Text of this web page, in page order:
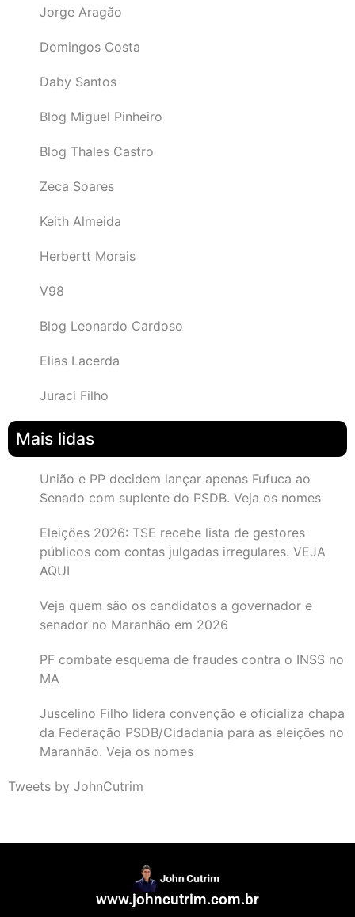
Jorge Aragão
Domingos Costa
Daby Santos
Blog Miguel Pinheiro
Blog Thales Castro
Zeca Soares
Keith Almeida
Herbertt Morais
V98
Blog Leonardo Cardoso
Elias Lacerda
Juraci Filho
Mais lidas
União e PP decidem lançar apenas Fufuca ao
Senado com suplente do PSDB. Veja os nomes
Eleições 2026: TSE recebe lista de gestores
públicos com contas julgadas irregulares. VEJA
AQUI
Veja quem são os candidatos a governador e
senador no Maranhão em 2026
PF combate esquema de fraudes contra o INSS no
MA
Juscelino Filho lidera convenção e oficializa chapa
da Federação PSDB/Cidadania para as eleições no
Maranhão. Veja os nomes
Tweets by JohnCutrim
www.johncutrim.com.br